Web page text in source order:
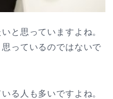
と思っていますよね。
っているのではないで
る人も多いですよね。